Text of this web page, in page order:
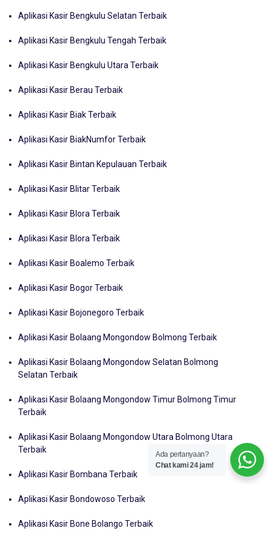
Aplikasi Kasir Bengkulu Selatan Terbaik
Aplikasi Kasir Bengkulu Tengah Terbaik
Aplikasi Kasir Bengkulu Utara Terbaik
Aplikasi Kasir Berau Terbaik
Aplikasi Kasir Biak Terbaik
Aplikasi Kasir BiakNumfor Terbaik
Aplikasi Kasir Bintan Kepulauan Terbaik
Aplikasi Kasir Blitar Terbaik
Aplikasi Kasir Blora Terbaik
Aplikasi Kasir Blora Terbaik
Aplikasi Kasir Boalemo Terbaik
Aplikasi Kasir Bogor Terbaik
Aplikasi Kasir Bojonegoro Terbaik
Aplikasi Kasir Bolaang Mongondow Bolmong Terbaik
Aplikasi Kasir Bolaang Mongondow Selatan Bolmong
Selatan Terbaik
Aplikasi Kasir Bolaang Mongondow Timur Bolmong Timur
Terbaik
Aplikasi Kasir Bolaang Mongondow Utara Bolmong Utara
Terbaik
Aplikasi Kasir Bombana Terbaik
Aplikasi Kasir Bondowoso Terbaik
Aplikasi Kasir Bone Bolango Terbaik
Ada pertanyaan?
Chat kami 24 jam!